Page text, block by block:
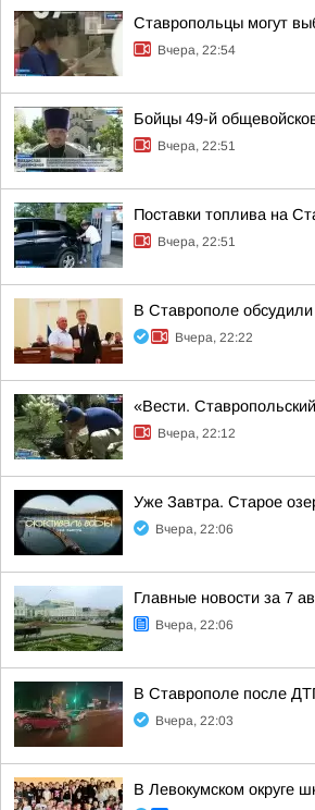
Ставропольцы могут
Вчера, 22:54
Бойцы 49-й
Вчера, 22:51
Поставки топлива на
Вчера, 22:51
В Ставрополе обсудили
Вчера, 22:22
«Вести.
Вчера, 22:12
Уже Завтра. Старое
Вчера, 22:06
Главные новости за 7
Вчера, 22:06
В Ставрополе после
Вчера, 22:03
В Левокумском округе